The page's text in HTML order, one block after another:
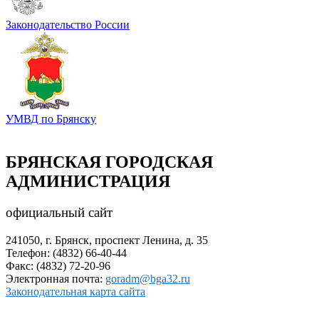
Законодательство России
УМВД по Брянску
БРЯНСКАЯ ГОРОДСКАЯ
АДМИНИСТРАЦИЯ
официальный сайт
241050, г. Брянск, проспект Ленина, д. 35
Телефон: (4832) 66-40-44
Факс: (4832) 72-20-96
Электронная почта: goradm@bga32.ru
Законодательная карта сайта